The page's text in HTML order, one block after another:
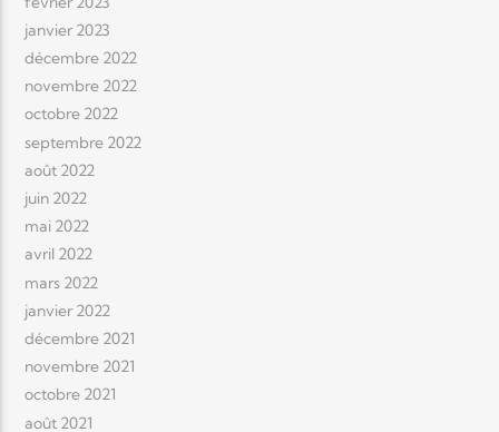
janvier 2023
décembre 2022
novembre 2022
octobre 2022
septembre 2022
août 2022
juin 2022
mai 2022
avril 2022
mars 2022
janvier 2022
décembre 2021
novembre 2021
octobre 2021
août 2021